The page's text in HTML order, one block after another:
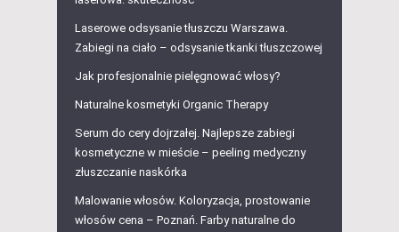
Laserowe odsysanie tłuszczu Warszawa.
Zabiegi na ciało – odsysanie tkanki tłuszczowej
Jak profesjonalnie pielęgnować włosy?
Naturalne kosmetyki Organic Therapy
Serum do cery dojrzałej. Najlepsze zabiegi
kosmetyczne w mieście – peeling medyczny
złuszczanie naskórka
Malowanie włosów. Koloryzacja, prostowanie
włosów cena – Poznań. Farby naturalne do